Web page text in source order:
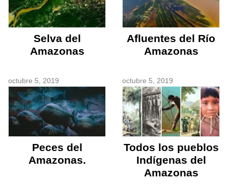
Selva del
Amazonas
Afluentes del Río
Amazonas
octubre 5, 2019
Peces del
Amazonas.
octubre 5, 2019
Todos los pueblos
Indígenas del
Amazonas